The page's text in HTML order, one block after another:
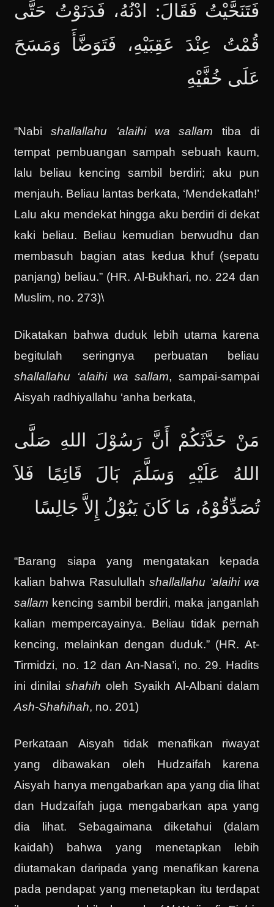
فَتَنَحَّيْتُ فَقَالَ: ادْنُهُ، فَدَنَوْتُ حَتَّى
قُمْتُ عِنْدَ عَقِبَيْهِ، فَتَوَضَّأَ وَمَسَحَ
عَلَى خُفَّيْهِ
“Nabishallallahu ‘alaihi wa sallam tiba di
tempat pembuangan sampah sebuah kaum,
lalu beliau kencing sambil berdiri; aku pun
menjauh. Beliau lantas berkata, ‘Mendekatlah!’
Lalu aku mendekat hingga aku berdiri di dekat
kaki beliau. Beliau kemudian berwudhu dan
membasuh bagian atas kedua khuf (sepatu
panjang) beliau.” (HR. Al-Bukhari, no. 224 dan
Muslim, no. 273)\
Dikatakan bahwa duduk lebih utama karena
begitulah seringnya perbuatan beliau
shallallahu ‘alaihi wa sallam, sampai-sampai
Aisyah radhiyallahu ‘anha berkata,
مَنْ حَدَّثَكُمْ أَنَّ رَسُوْلَ اللهِ صَلَّى
اللهُ عَلَيْهِ وَسَلَّمَ بَالَ قَائِمًا فَلاَ
تُصَدِّقُوْهُ، مَا كَانَ يَبُوْلُ إِلاَّ جَالِسًا
“Barang siapa yang mengatakan kepada
kalian bahwa Rasulullahshallallahu ‘alaihi wa
sallam kencing sambil berdiri, maka janganlah
kalian mempercayainya. Beliau tidak pernah
kencing, melainkan dengan duduk.” (HR. At-
Tirmidzi, no. 12 dan An-Nasa’i, no. 29. Hadits
ini dinilaishahiholeh Syaikh Al-Albani dalam
Ash-Shahihah, no. 201)
Perkataan Aisyah tidak menafikan riwayat
yang dibawakan oleh Hudzaifah karena
Aisyah hanya mengabarkan apa yang dia lihat
dan Hudzaifah juga mengabarkan apa yang
dia lihat. Sebagaimana diketahui (dalam
kaidah) bahwa yang menetapkan lebih
diutamakan daripada yang menafikan karena
pada pendapat yang menetapkan itu terdapat